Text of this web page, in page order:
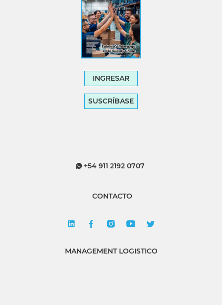
INGRESAR
SUSCRÍBASE
+54 911 2192 0707
CONTACTO
MANAGEMENT LOGISTICO